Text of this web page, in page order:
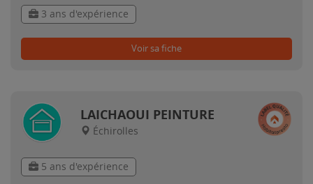
3 ans d'expérience
Voir sa fiche
LAICHAOUI PEINTURE
Échirolles
5 ans d'expérience